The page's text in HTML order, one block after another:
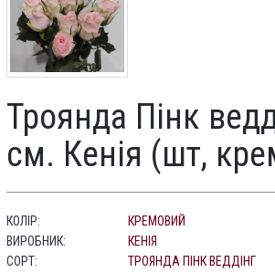
Троянда Пінк
см. Кенія (шт,
КОЛІР:
КРЕМОВИЙ
ВИРОБНИК:
КЕНІЯ
СОРТ:
ТРОЯНДА ПІНК ВЕДДІНГ